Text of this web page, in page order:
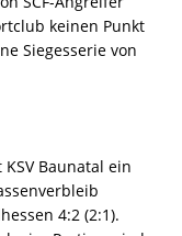
keinen Punkt
Siegesserie von
Baunatal ein
4:2 (2:1).